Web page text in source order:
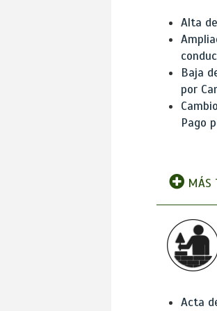
Alta
Baja
por
Pago
MÁS
Acta